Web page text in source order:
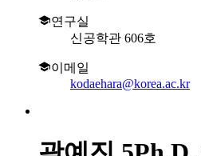
연구실
신공학관 606호
이메일
kodaehara@korea.ac.kr